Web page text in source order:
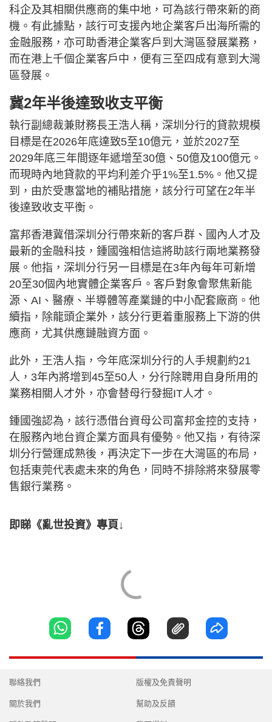
科企及其相關供應商的集中地，可為該行帶來新的商
機。有此據點，該行可支援內地企業客戶出海所需的
金融服務，亦可助香港企業客戶到大灣區發展業務，
而在港上千個企業客戶中，便有三至四成有意到大灣
區發展。
冀2年半後達致收支平衡
執行副總裁兼財務長王浩人稱，深圳分行的貸款規模
目標是在2026年底達致5至10億元，並於2027至
2029年底三年間逐年遞增至30億、50億及100億元。
而現時內地貸款的平均利差介乎1%至1.5%。他又提
到，由於受惠當地的補貼措施，該分行可望在2年半
後達致收支平衡。
富邦香港冀借深圳分行帶來新的客戶群、國內人才及
最新的金融科技，鍾國強相信這將助該行兩地業務發
展。他指，深圳分行另一目標是在3年內每年可新增
20至30個內地實體企業客戶。客戶對象會聚焦新能
源、AI、醫療、半導體等產業鏈的中小配套廠商。他
續指，除龍頭企業外，該分行更着重服務上下游的供
應商，尤其供應鏈融資方面。
此外，王浩人指，今年底深圳分行的人手規劃約21
人，3年內將增到45至50人，分行除聘用自身所用的
業務相關人才外，亦會替母行發掘IT人才。
鍾國強認為，該行憑借台資母公司富邦金控的支持，
在服務內地台資企業方面具有優勢。他又指，有待深
圳分行營運成熟後，再決定下一步在大灣區的布局，
包括東莞代表處未來的角色，同時不排除將來發展零
售銀行業務。
即睇《亂世投資》專頁↓
聯絡我們
關於我們
版權及免責聲明
幫助及反饋